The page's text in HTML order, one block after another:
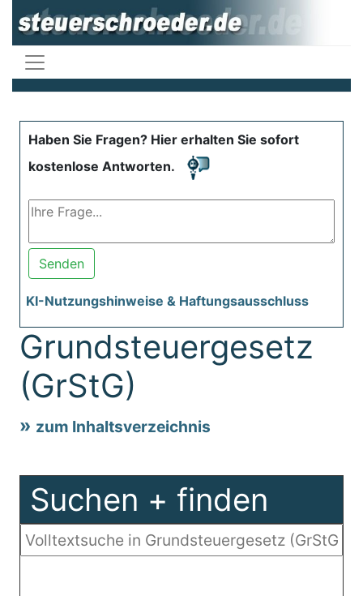
Haben Sie Fragen? Hier erhalten Sie sofort
kostenlose Antworten.
Senden
KI-Nutzungshinweise & Haftungsausschluss
Grundsteuergesetz
(GrStG)
zum Inhaltsverzeichnis
Suchen + finden